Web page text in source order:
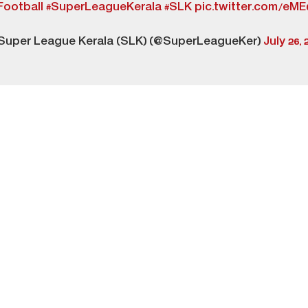
#SuperLeagueKerala #SLK pic.twitter.com/
League Kerala (SLK) (@SuperLeagueKer) July 26,